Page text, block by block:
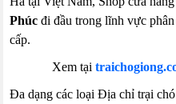
Phúc đi đầu trong lĩnh vực
cấp.
Xem tại
Đa dạng các loại Địa chỉ trại